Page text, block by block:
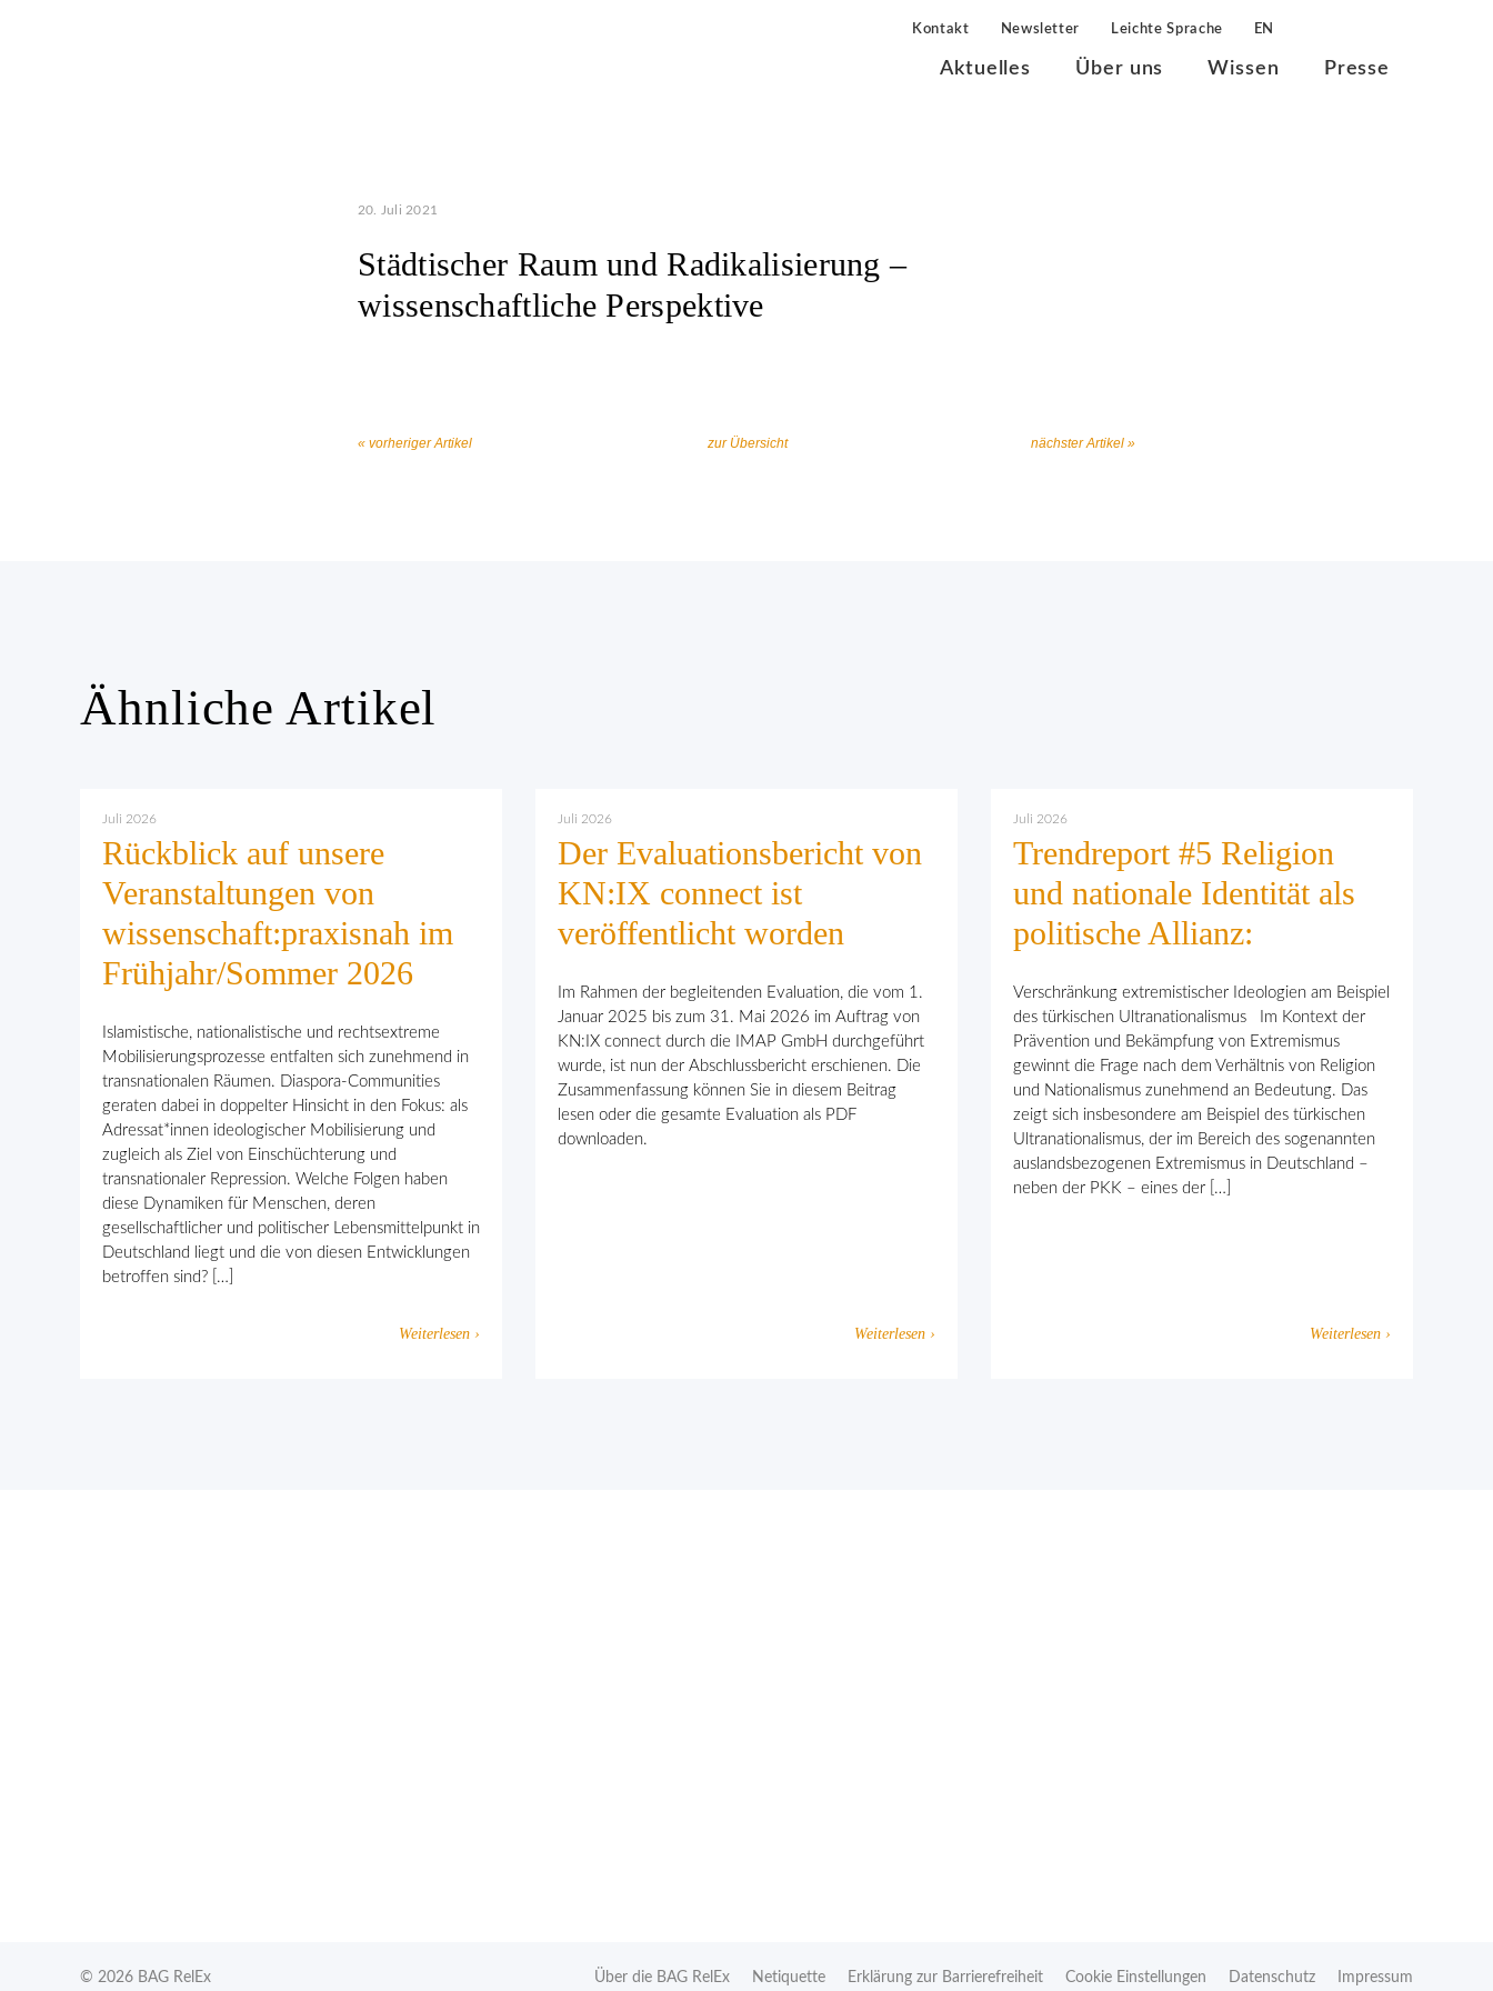
Kontakt Newsletter Leichte Sprache EN
Aktuelles Über uns Wissen Presse
20. Juli 2021
Städtischer Raum und Radikalisierung –
wissenschaftliche Perspektive
« vorheriger Artikel zur Übersicht nächster Artikel »
Ähnliche Artikel
Juli 2026
Rückblick auf unsere
Veranstaltungen von
wissenschaft:praxisnah im
Frühjahr/Sommer 2026
Islamistische, nationalistische und rechtsextreme
Mobilisierungsprozesse entfalten sich zunehmend in
transnationalen Räumen. Diaspora-Communities
geraten dabei in doppelter Hinsicht in den Fokus: als
Adressat*innen ideologischer Mobilisierung und
zugleich als Ziel von Einschüchterung und
transnationaler Repression. Welche Folgen haben
diese Dynamiken für Menschen, deren
gesellschaftlicher und politischer Lebensmittelpunkt in
Deutschland liegt und die von diesen Entwicklungen
betroffen sind? […]
Weiterlesen ›
Juli 2026
Der Evaluationsbericht von
KN:IX connect ist
veröffentlicht worden
Im Rahmen der begleitenden Evaluation, die vom 1.
Januar 2025 bis zum 31. Mai 2026 im Auftrag von
KN:IX connect durch die IMAP GmbH durchgeführt
wurde, ist nun der Abschlussbericht erschienen. Die
Zusammenfassung können Sie in diesem Beitrag
lesen oder die gesamte Evaluation als PDF
downloaden.
Weiterlesen ›
Juli 2026
Trendreport #5 Religion
und nationale Identität als
politische Allianz:
Verschränkung extremistischer Ideologien am Beispiel
des türkischen Ultranationalismus Im Kontext der
Prävention und Bekämpfung von Extremismus
gewinnt die Frage nach dem Verhält­nis von Religion
und Nationalismus zunehmend an Bedeutung. Das
zeigt sich insbesondere am Beispiel des türkischen
Ultranationalismus, der im Bereich des sogenannten
auslandsbezogenen Extremismus in Deutschland –
neben der PKK – eines der […]
Weiterlesen ›
Über die BAG RelEx Netiquette Erklärung zur Barrierefreiheit Cookie Einstellungen Datenschutz Impressum
© 2026 BAG RelEx